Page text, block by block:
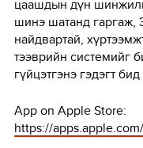
цаашдын дүн
шинэ шатанд гаргаж,
найдвартай,
тээврийн системийг
гүйцэтгэнэ гэдэгт
App on Apple Store:
https://